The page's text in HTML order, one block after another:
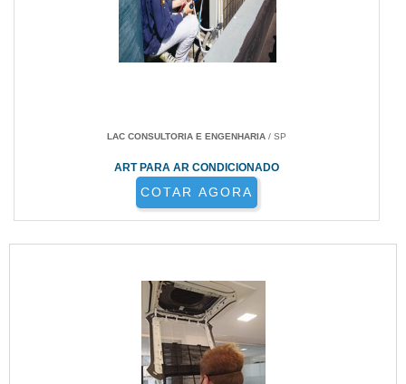
LAC CONSULTORIA E ENGENHARIA / SP
ART PARA AR CONDICIONADO
COTAR AGORA